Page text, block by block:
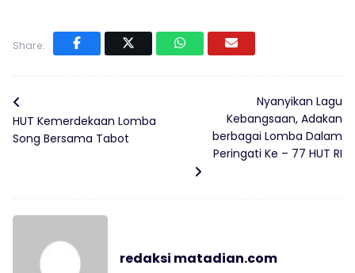
Share:
HUT Kemerdekaan Lomba
Song Bersama Tabot
Nyanyikan Lagu
Kebangsaan, Adakan
berbagai Lomba Dalam
Peringati Ke – 77 HUT RI
redaksi matadian.com